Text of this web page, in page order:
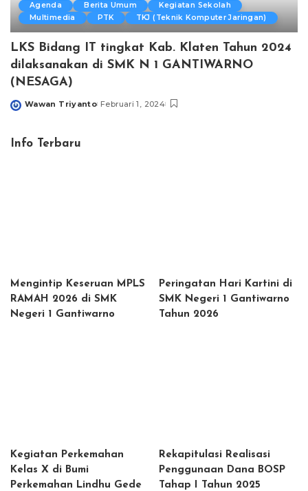
Agenda Berita Umum
Kegiatan Sekolah
Multimedia
PTK TKJ (Teknik Komputer Jaringan)
LKS Bidang IT tingkat Kab. Klaten Tahun 2024
dilaksanakan di SMK N 1 GANTIWARNO
(NESAGA)
Posted
Wawan Triyanto Februari 1, 2024
Info Terbaru
Mengintip Keseruan MPLS
RAMAH 2026 di SMK
Negeri 1 Gantiwarno
Peringatan Hari Kartini di
SMK Negeri 1 Gantiwarno
Tahun 2026
Kegiatan Perkemahan
Kelas X di Bumi
Perkemahan Lindhu Gede
Rekapitulasi Realisasi
Penggunaan Dana BOSP
Tahap I Tahun 2025